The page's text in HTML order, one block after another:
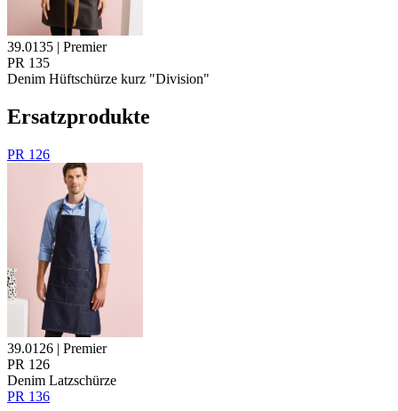
39.0135 | Premier
PR 135
Denim Hüftschürze kurz "Division"
Ersatzprodukte
PR 126
39.0126 | Premier
PR 126
Denim Latzschürze
PR 136